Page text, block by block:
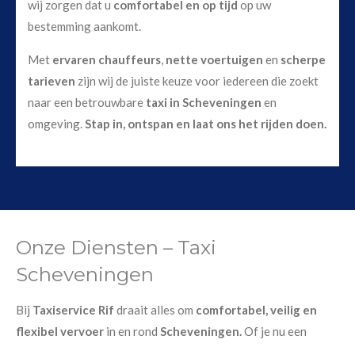
wij zorgen dat u comfortabel en op tijd op uw
bestemming aankomt.
Met ervaren chauffeurs, nette voertuigen en scherpe
tarieven zijn wij de juiste keuze voor iedereen die zoekt
naar een betrouwbare taxi in Scheveningen en
omgeving.Stap in, ontspan en laat ons het rijden doen.
Onze Diensten – Taxi
Scheveningen
Bij Taxiservice Rif draait alles om comfortabel, veilig en
flexibel vervoer in en rond Scheveningen.Of je nu een